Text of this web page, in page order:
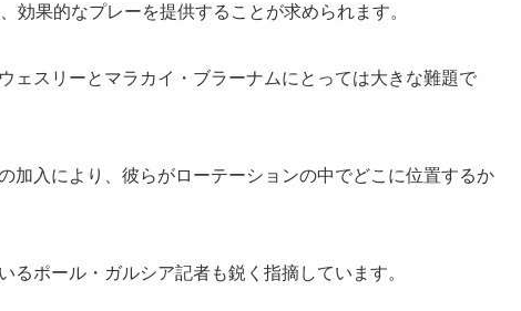
効果的なプレーを提供することが求められます。
ェスリーとマラカイ・ブラーナムにとっては大きな難題で
加入により、彼らがローテーションの中でどこに位置するか
るポール・ガルシア記者も鋭く指摘しています。